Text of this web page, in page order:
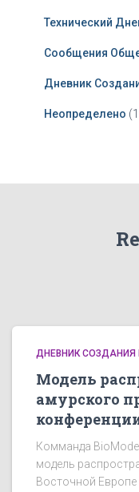
Технический
Сообщения
Дневник
Неопределено
ДНЕВНИК СОЗДАНИЯ
Модель
амурского
Комманда
модель
Восточной